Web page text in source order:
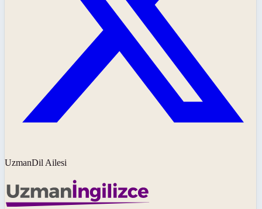
UzmanDil Ailesi